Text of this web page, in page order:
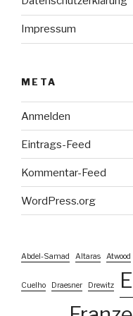
Impressum
META
Anmelden
Eintrags-Feed
Kommentar-Feed
WordPress.org
Abdel-Samad Altaras Atwood
Cuelho Draesner Drewitz